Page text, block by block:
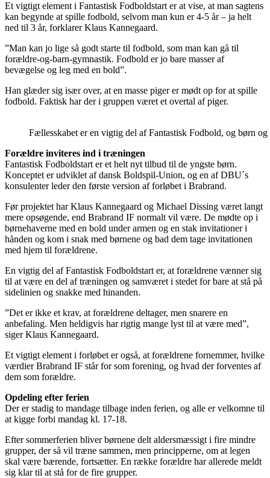
Et vigtigt element i Fantastisk Fodboldstart er at vise, at man sagtens
kan begynde at spille fodbold, selvom man kun er 4-5 år – ja helt
ned til 3 år, forklarer Klaus Kannegaard.
”Man kan jo lige så godt starte til fodbold, som man kan gå til
forældre-og-barn-gymnastik. Fodbold er jo bare masser af
bevægelse og leg med en bold”.
Han glæder sig især over, at en masse piger er mødt op for at spille
fodbold. Faktisk har der i gruppen været et overtal af piger.
Fællesskabet er en vigtig del af Fantastisk Fodbold, og børn
Forældre inviteres ind i træningen
Fantastisk Fodboldstart er et helt nyt tilbud til de yngste børn.
Konceptet er udviklet af dansk Boldspil-Union, og en af DBU´s
konsulenter leder den første version af forløbet i Brabrand.
Før projektet har Klaus Kannegaard og Michael Dissing været langt
mere opsøgende, end Brabrand IF normalt vil være. De mødte op i
børnehaverne med en bold under armen og en stak invitationer i
hånden og kom i snak med børnene og bad dem tage invitationen
med hjem til forældrene.
En vigtig del af Fantastisk Fodboldstart er, at forældrene vænner sig
til at være en del af træningen og samværet i stedet for bare at stå på
sidelinien og snakke med hinanden.
”Det er ikke et krav, at forældrene deltager, men snarere en
anbefaling. Men heldigvis har rigtig mange lyst til at være med”,
siger Klaus Kannegaard.
Et vigtigt element i forløbet er også, at forældrene fornemmer, hvilke
værdier Brabrand IF står for som forening, og hvad der forventes af
dem som forældre.
Opdeling efter ferien
Der er stadig to mandage tilbage inden ferien, og alle er velkomne til
at kigge forbi mandag kl. 17-18.
Efter sommerferien bliver børnene delt aldersmæssigt i fire mindre
grupper, der så vil træne sammen, men principperne, om at legen
skal være bærende, fortsætter. En række forældre har allerede meldt
sig klar til at stå for de fire grupper.